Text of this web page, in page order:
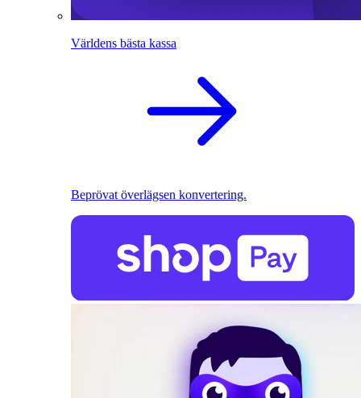
Världens bästa kassa
Beprövat överlägsen konvertering.